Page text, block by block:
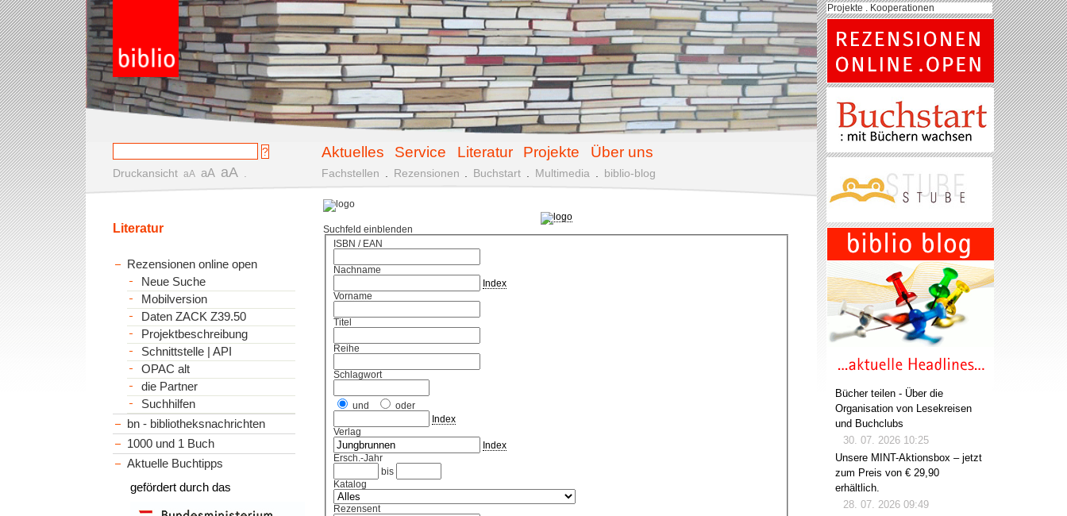
Aktuelles Service Literatur Projekte Über uns
Druckansicht aA aA aA Fachstellen Rezensionen Buchstart Multimedia biblio-blog
Suchfeld einblenden
ISBN / EAN
Nachname
Index
Vorname
Titel
Reihe
Schlagwort
und
oder
Index
Verlag
Index
Ersch.-Jahr
bis
Katalog
Rezensent
Literatur
Rezensionen online open
Neue Suche
Mobilversion
Daten ZACK Z39.50
Projektbeschreibung
Schnittstelle | API
OPAC alt
die Partner
Suchhilfen
bn - bibliotheksnachrichten
1000 und 1 Buch
Aktuelle Buchtipps
gefördert durch das
Projekte . Kooperationen
Bücher teilen - Über die
Organisation von Lesekreisen
und Buchclubs
30. 07. 2026 10:25
Unsere MINT-Aktionsbox – jetzt
zum Preis von € 29,90
erhältlich.
28. 07. 2026 09:49